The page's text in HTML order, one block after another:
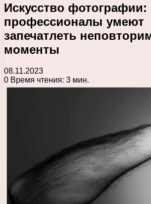
Искусство фотографии:
профессионалы умеют
запечатлеть
моменты
08.11.2023
0 Время чтения: 3 мин.